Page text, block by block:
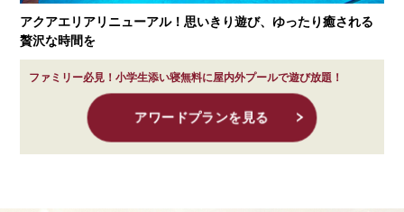
アクアエリアリニューアル！思いきり遊び、ゆったり癒される
贅沢な時間を
ファミリー必見！小学生添い寝無料に屋内外プールで遊び放題！
アワードプランを見る